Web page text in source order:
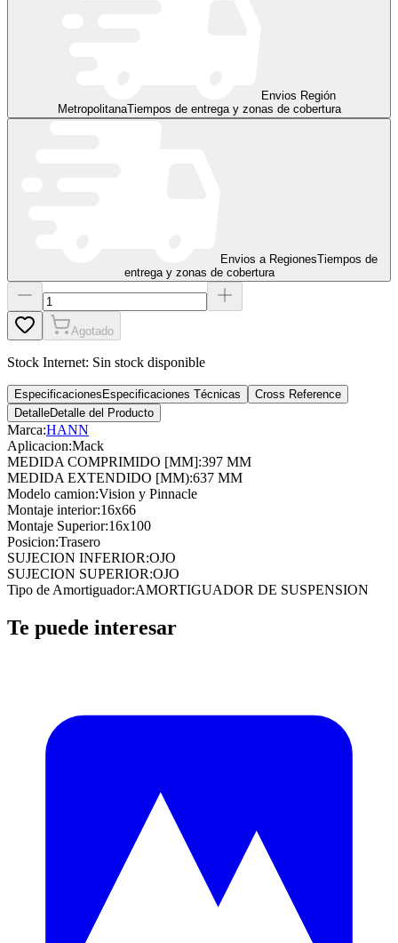
Envios Región
MetropolitanaTiempos de entrega y zonas de cobertura
Envios a RegionesTiempos de
entrega y zonas de cobertura
Agotado
Stock Internet: Sin stock disponible
Especificaciones Especificaciones Técnicas
Cross Reference
DetalleDetalle del Producto
Marca:HANN
Aplicacion:Mack
MEDIDA COMPRIMIDO [MM]:397 MM
MEDIDA EXTENDIDO [MM):637 MM
Modelo camion:Vision y Pinnacle
Montaje interior:16x66
Montaje Superior:16x100
Posicion:Trasero
SUJECION INFERIOR:OJO
SUJECION SUPERIOR:OJO
Tipo de Amortiguador:AMORTIGUADOR DE SUSPENSION
Te puede interesar